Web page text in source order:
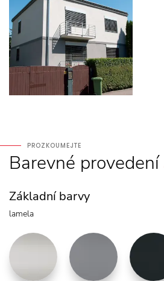
PROZKOUMEJTE
Barevné provedení
Základní barvy
lamela